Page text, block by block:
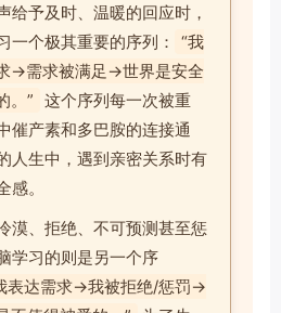
给予及时、温暖的回应时，
一个极其重要的序列：
“我
→需求被满足→世界是安全
。” 这个序列每一次被重
催产素和多巴胺的连接通
人生中，遇到亲密关系时有
。
漠、拒绝、不可预测甚至惩
学习的则是另一个序
表达需求→我被拒绝/惩罚→